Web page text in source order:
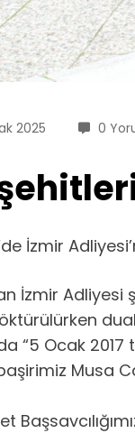
2025 0
İzmir
İzmir Adliyesi
“5 Ocak
Musa